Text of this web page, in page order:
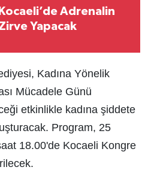
Kocaeli’de Adrenalin
Yapacak
Kadına Yönelik
Mücadele Günü
etkinlikle kadına şiddete
Program, 25
18.00'de Kocaeli Kongre